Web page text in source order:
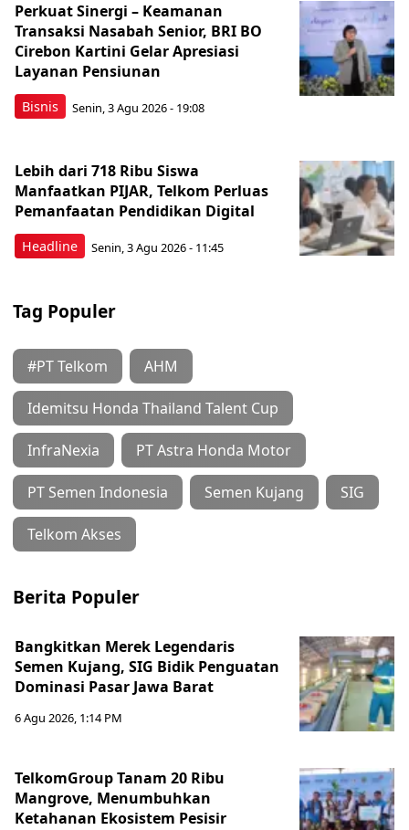
Bisnis
Perkuat Sinergi – Keamanan
Transaksi Nasabah Senior, BRI BO
Cirebon Kartini Gelar Apresiasi
Layanan Pensiunan
Senin, 3 Agu 2026 - 19:08
Headline
Lebih dari 718 Ribu Siswa
Manfaatkan PIJAR, Telkom Perluas
Pemanfaatan Pendidikan Digital
Senin, 3 Agu 2026 - 11:45
Tag Populer
#PT Telkom AHM
Idemitsu Honda Thailand Talent Cup
InfraNexia PT Astra Honda Motor
PT Semen Indonesia Semen Kujang SIG
Telkom Akses
Berita Populer
Bangkitkan Merek Legendaris
Semen Kujang, SIG Bidik Penguatan
Dominasi Pasar Jawa Barat
6 Agu 2026, 1:14 PM
TelkomGroup Tanam 20 Ribu
Mangrove, Menumbuhkan
Ketahanan Ekosistem Pesisir